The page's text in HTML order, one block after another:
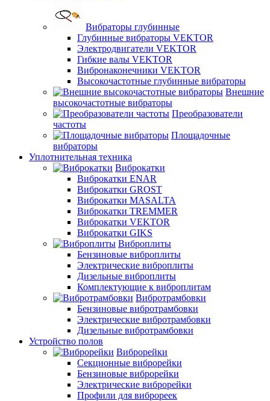
Вибраторы глубинные
Глубинные вибраторы VEKTOR
Электродвигатели VEKTOR
Гибкие валы VEKTOR
Вибронаконечники VEKTOR
Высокочастотные глубинные вибраторы
Внешние
высокочастотные вибраторы
Преобразователи
частоты
Площадочные
вибраторы
Уплотнительная техника
Виброкатки
Виброкатки ENAR
Виброкатки GROST
Виброкатки MASALTA
Виброкатки TREMMER
Виброкатки VEKTOR
Виброкатки GIKS
Виброплиты
Бензиновые виброплиты
Электрические виброплиты
Дизельные виброплиты
Комплектующие к виброплитам
Вибротрамбовки
Бензиновые вибротрамбовки
Электрические вибротрамбовки
Дизельные вибротрамбовки
Устройство полов
Виброрейки
Секционные виброрейки
Бензиновые виброрейки
Электрические виброрейки
Профили для виброреек